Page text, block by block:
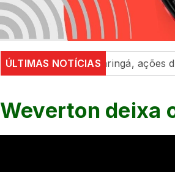
ÚLTIMAS NOTÍCIAS
Em Maringá, ações de
Weverton deixa